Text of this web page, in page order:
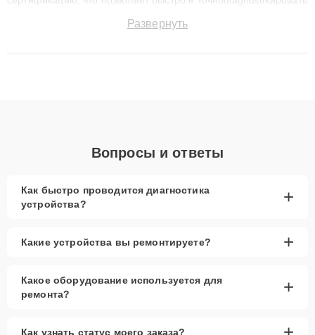
до 3 лет. Наши мастера решают сложные случаи: от замены
Развернуть
Вопросы и ответы
Как быстро проводится диагностика
устройства?
+
Какие устройства вы ремонтируете? +
Какое оборудование используется для
ремонта?
+
Как узнать статус моего заказа?